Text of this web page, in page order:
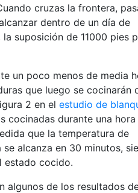
cruzas la frontera,
dentro de un día de
suposición de 11000 pies
un poco menos de media
que luego se cocinarán
2 en el estudio de
cocinadas durante una hora
que la temperatura de
alcanza en 30 minutos,
estado cocido.
algunos de los resultados